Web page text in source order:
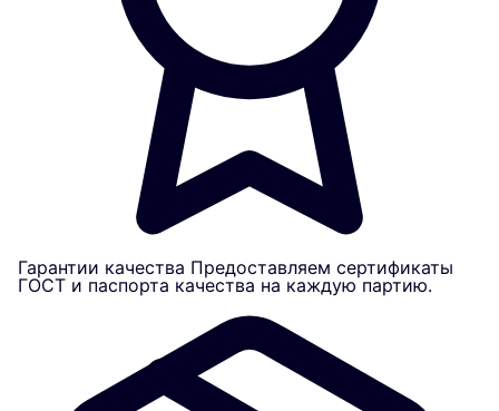
Гарантии качества Предоставляем сертификаты
ГОСТ и паспорта качества на каждую партию.